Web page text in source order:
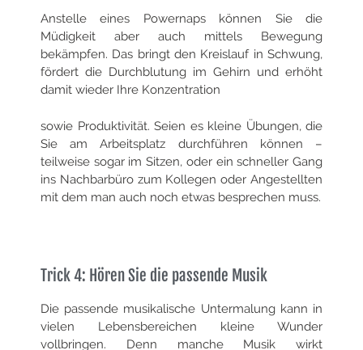
Anstelle eines Powernaps können Sie die
Müdigkeit aber auch mittels Bewegung
bekämpfen. Das bringt den Kreislauf in Schwung,
fördert die Durchblutung im Gehirn und erhöht
damit wieder Ihre Konzentration
sowie Produktivität. Seien es kleine Übungen, die
Sie am Arbeitsplatz durchführen können –
teilweise sogar im Sitzen, oder ein schneller Gang
ins Nachbarbüro zum Kollegen oder Angestellten
mit dem man auch noch etwas besprechen muss.
Trick 4: Hören Sie die passende Musik
Die passende musikalische Untermalung kann in
vielen Lebensbereichen kleine Wunder
vollbringen. Denn manche Musik wirkt